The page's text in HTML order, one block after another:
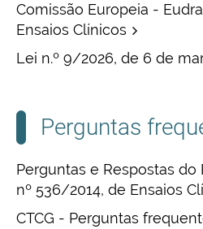
Comissão Europeia -
Ensaios Clínicos
Lei n.º 9/2026, de 6 de
Perguntas
Perguntas e Respostas do
nº 536/2014, de Ensaios
CTCG - Perguntas